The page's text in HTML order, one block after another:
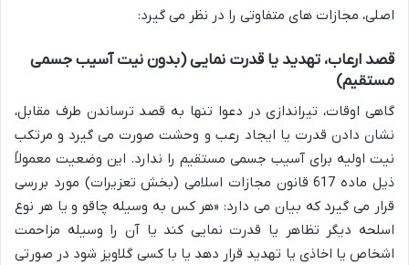
اصلی، مجازات های متفاوتی را در نظر می گیرد:
قصد ارعاب، تهدید یا قدرت نمایی (بدون نیت آسیب جسمی
مستقیم)
گاهی اوقات، تیراندازی در دعوا تنها به قصد ترساندن طرف مقابل،
نشان دادن قدرت یا ایجاد رعب و وحشت صورت می گیرد و مرتکب
نیت اولیه برای آسیب جسمی مستقیم را ندارد. این وضعیت معمولاً
ذیل ماده 617 قانون مجازات اسلامی (بخش تعزیرات) مورد بررسی
قرار می گیرد که بیان می دارد: «هر کس به وسیله چاقو و یا هر نوع
اسلحه دیگر تظاهر یا قدرت نمایی کند یا آن را وسیله مزاحمت
اشخاص یا اخاذی یا تهدید قرار دهد یا با کسی گلاویز شود در صورتی